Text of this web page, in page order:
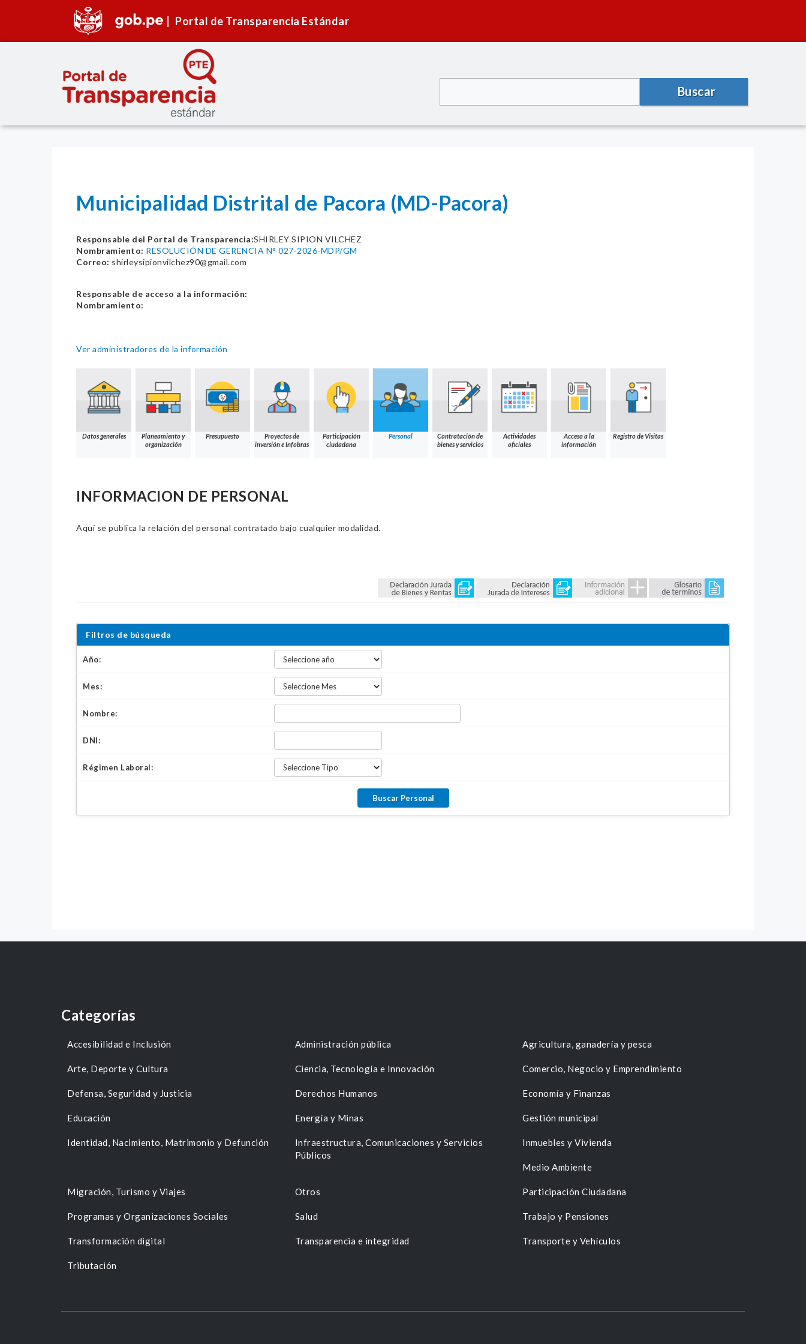
Portal de Transparencia Estándar
Buscar
Municipalidad Distrital de Pacora (MD-Pacora)
Responsable del Portal de Transparencia:SHIRLEY SIPION VILCHEZ
Nombramiento: RESOLUCIÓN DE GERENCIA N° 027-2026-MDP/GM
Correo: shirleysipionvilchez90@gmail.com
Responsable de acceso a la información:
Nombramiento:
Ver administradores de la información
Datos generales
Planeamiento y
organización
Presupuesto
Proyectos de
inversión e Infobras
Participación
ciudadana
Personal
Contratación de
bienes y servicios
Actividades
oficiales
Acceso a la
información
Registro de Visitas
INFORMACION DE PERSONAL
Aquí se publica la relación del personal contratado bajo cualquier modalidad.
Filtros de búsqueda
Año:
Mes:
Nombre:
DNI:
Régimen Laboral:
Categorías
Accesibilidad e Inclusión Administración pública Agricultura, ganadería y pesca
Arte, Deporte y Cultura Ciencia, Tecnología e Innovación Comercio, Negocio y Emprendimiento
Defensa, Seguridad y Justicia Derechos Humanos Economía y Finanzas
Educación Energía y Minas Gestión municipal
Identidad, Nacimiento, Matrimonio y Defunción
Infraestructura, Comunicaciones y Servicios
Públicos
Inmuebles y Vivienda
Medio Ambiente
Migración, Turismo y Viajes Otros Participación Ciudadana
Programas y Organizaciones Sociales Salud Trabajo y Pensiones
Transformación digital Transparencia e integridad Transporte y Vehículos
Tributación